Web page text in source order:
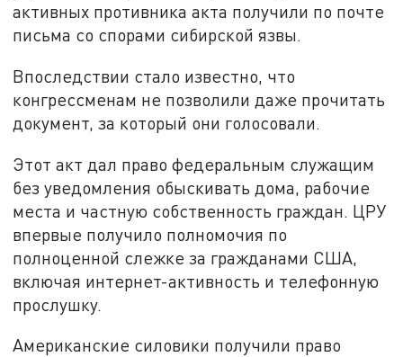
активных противника акта получили по почте
письма со спорами сибирской язвы.
Впоследствии стало известно, что
конгрессменам не позволили даже прочитать
документ, за который они голосовали.
Этот акт дал право федеральным служащим
без уведомления обыскивать дома, рабочие
места и частную собственность граждан. ЦРУ
впервые получило полномочия по
полноценной слежке за гражданами США,
включая интернет-активность и телефонную
прослушку.
Американские силовики получили право